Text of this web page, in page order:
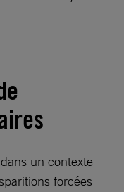
un contexte
forcées